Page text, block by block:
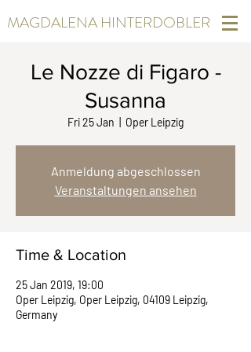
MAGDALENA HINTERDOBLER
Le Nozze di Figaro -
Susanna
Fri 25 Jan Oper Leipzig
Anmeldung abgeschlossen
Veranstaltungen ansehen
Time & Location
25 Jan 2019, 19:00
Oper Leipzig, Oper Leipzig, 04109 Leipzig,
Germany